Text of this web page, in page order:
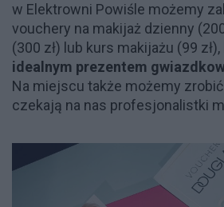
w Elektrowni Powiśle możemy
vouchery na makijaż dzienny
(300 zł) lub kurs makijażu (99
idealnym prezentem
Na miejscu także możemy
czekają na nas profesjonalistki